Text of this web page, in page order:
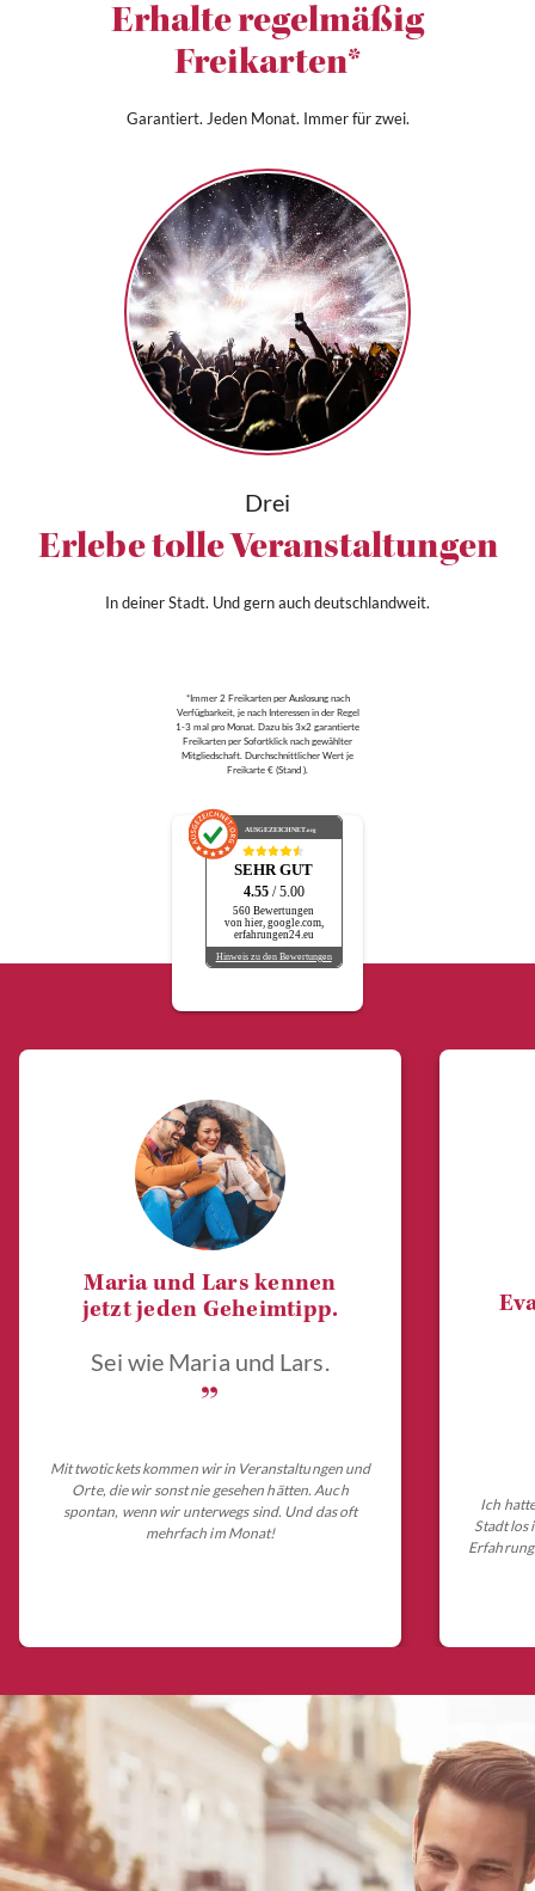
Erhalte regelmäßig
Freikarten*
Garantiert. Jeden Monat. Immer für zwei.
Drei
Erlebe tolle Veranstaltungen
In deiner Stadt. Und gern auch deutschlandweit.
*Immer 2 Freikarten per Auslosung nach
Verfügbarkeit, je nach Interessen in der Regel
1-3 mal pro Monat. Dazu bis 3x2 garantierte
Freikarten per Sofortklick nach gewählter
Mitgliedschaft. Durchschnittlicher Wert je
Freikarte € (Stand ).
AUSGEZEICHNET.org
SEHR GUT
4.55 / 5.00
560 Bewertungen
von hier, google.com,
erfahrungen24.eu
Hinweis zu den Bewertungen
Maria und Lars kennen
jetzt jeden Geheimtipp.
Sei wie Maria und Lars.
„
Mit twotickets kommen wir in Veranstaltungen und
Orte, die wir sonst nie gesehen hätten. Auch
spontan, wenn wir unterwegs sind. Und das oft
mehrfach im Monat!
Ich
Stadt los